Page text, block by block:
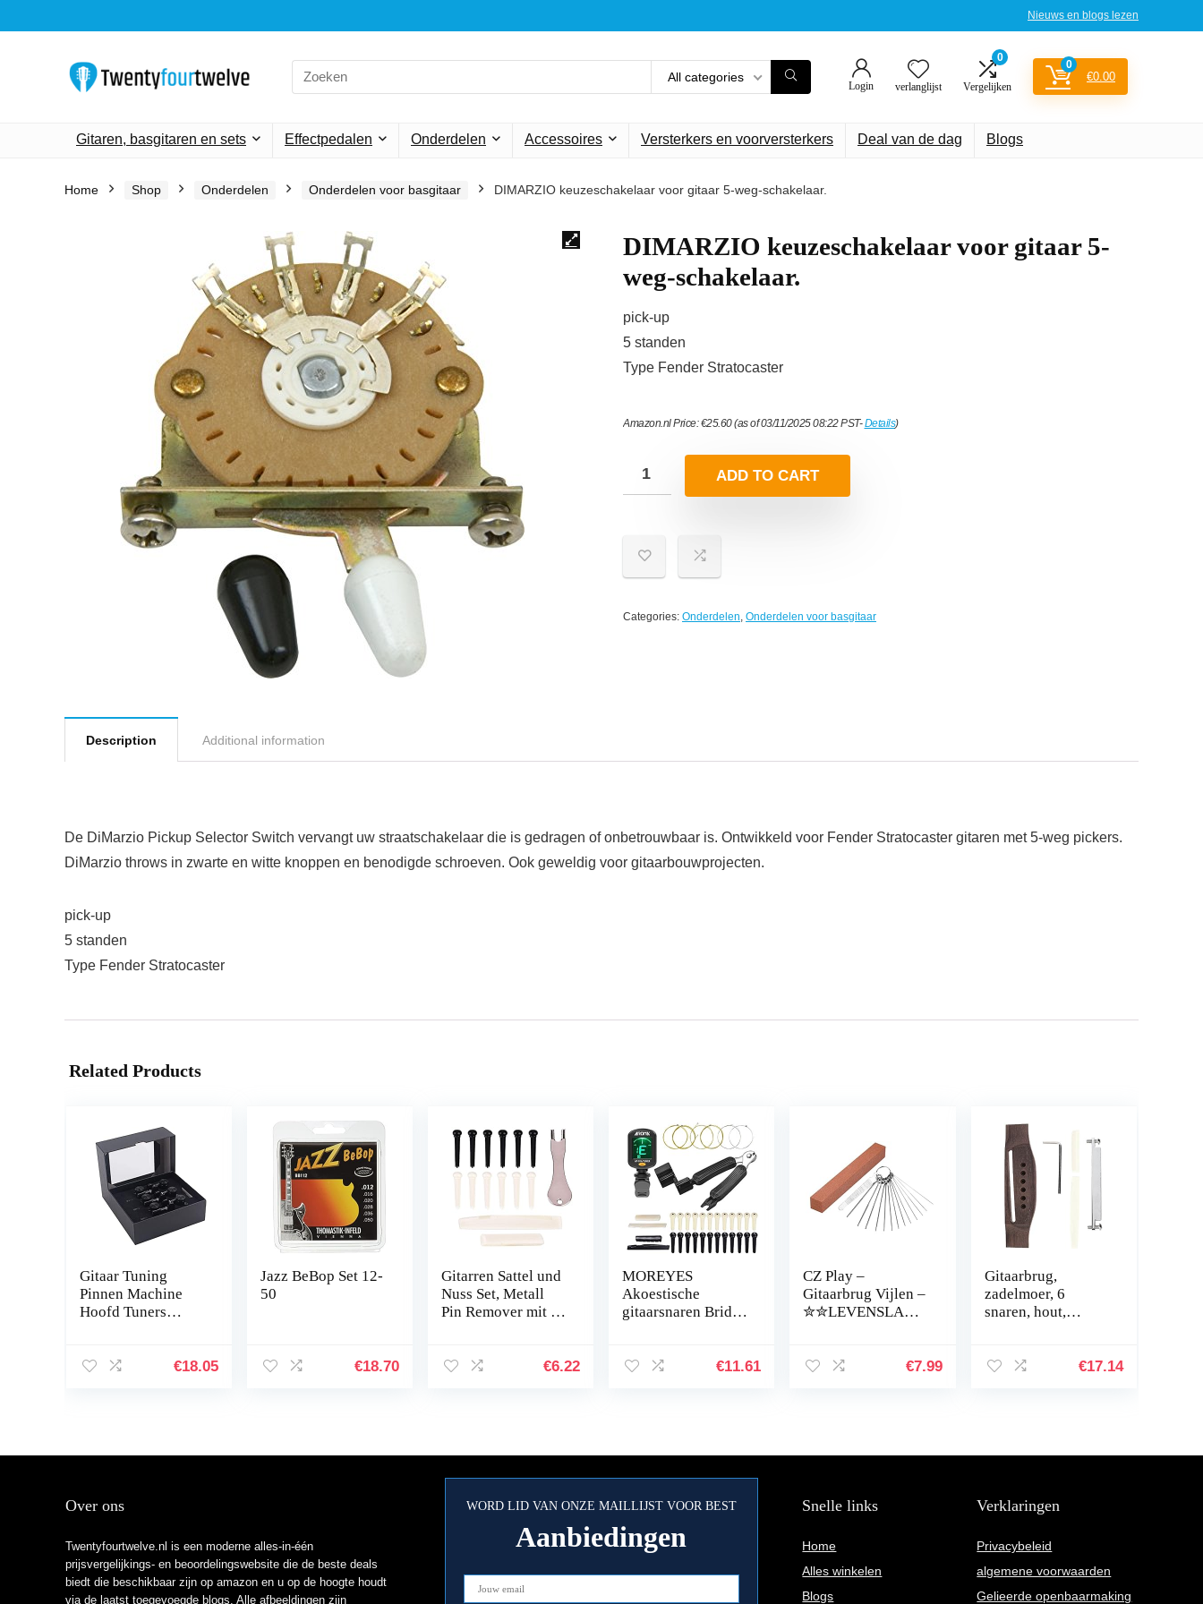
Nieuws en blogs lezen
Search
for:
All categories
Login verlanglijst
0
Vergelijken
0
€0.00
Gitaren, basgitaren en sets Effectpedalen Onderdelen Accessoires Versterkers en voorversterkers Deal van de dag Blogs
Home Shop Onderdelen Onderdelen voor basgitaar DIMARZIO keuzeschakelaar voor gitaar 5-weg-schakelaar.
DIMARZIO keuzeschakelaar voor gitaar 5-
weg-schakelaar.
pick-up
5 standen
Type Fender Stratocaster
Amazon.nl Price:€25.60(as of 03/11/2025 08:22 PST-Details)
ADD TO CART
Categories: Onderdelen Onderdelen voor basgitaar
Description Additional information
De DiMarzio Pickup Selector Switch vervangt uw straatschakelaar die is gedragen of onbetrouwbaar is. Ontwikkeld voor Fender Stratocaster gitaren met 5-weg pickers.
DiMarzio throws in zwarte en witte knoppen en benodigde schroeven. Ook geweldig voor gitaarbouwprojecten.
pick-up
5 standen
Type Fender Stratocaster
Related Products
Gitaar Tuning
Pinnen Machine
Hoofd Tuners
Tuning Pinnen
€18.05
Jazz BeBop Set 12-
50
€18.70
Gitarren Sattel und
Nuss Set, Metall
Pin Remover mit 12
Werkzeuge
€6.22
MOREYES
Akoestische
gitaarsnaren Bridge
Tuner en Pin Puller
€11.61
CZ Play –
Gitaarbrug Vijlen –
✮✮LEVENSLANG
13 Rvs Naaldvijlen,
Snaarinstrument
€7.99
Gitaarbrug,
zadelmoer, 6
snaren, hout,
instelbare
€17.14
Over ons
Twentyfourtwelve.nl is een moderne alles-in-één
prijsvergelijkings- en beoordelingswebsite die de beste deals
biedt die beschikbaar zijn op amazon en u op de hoogte houdt
via de laatst toegevoegde blogs. Alle afbeeldingen zijn
WORD LID VAN ONZE MAILLIJST VOOR BEST
Aanbiedingen
Snelle links
Home
Alles winkelen
Blogs
Verklaringen
Privacybeleid
algemene voorwaarden
Gelieerde openbaarmaking